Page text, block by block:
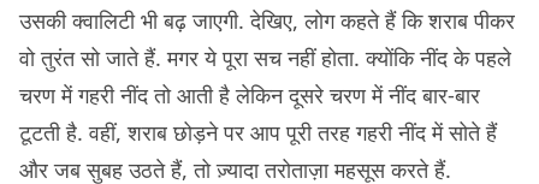
उसकी क्वालिटी भी बढ़ जाएगी. देखिए, लोग कहते हैं कि शराब पीकर
वो तुरंत सो जाते हैं. मगर ये पूरा सच नहीं होता. क्योंकि नींद के पहले
चरण में गहरी नींद तो आती है लेकिन दूसरे चरण में नींद बार-बार
टूटती है. वहीं, शराब छोड़ने पर आप पूरी तरह गहरी नींद में सोते हैं
और जब सुबह उठते हैं, तो ज़्यादा तरोताज़ा महसूस करते हैं.